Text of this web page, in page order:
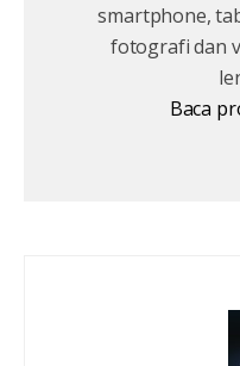
smartphone,
fotografi dan
Baca